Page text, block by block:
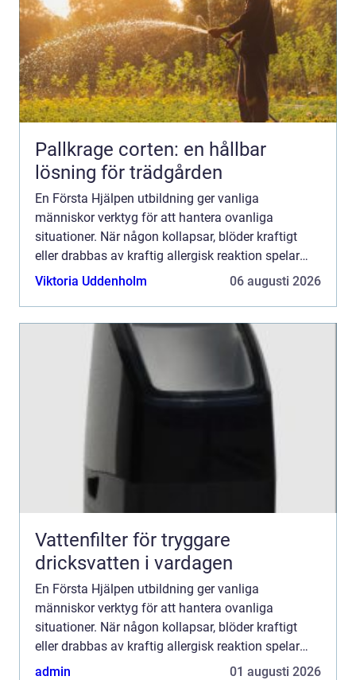
Pallkrage corten: en hållbar
lösning för trädgården
En Första Hjälpen utbildning ger vanliga
människor verktyg för att hantera ovanliga
situationer. När någon kollapsar, blöder kraftigt
eller drabbas av kraftig allergisk reaktion spelar
minuterna stor roll. Den som vet hur man agerar
Viktoria Uddenholm 06 augusti 2026
Vattenfilter för tryggare
dricksvatten i vardagen
En Första Hjälpen utbildning ger vanliga
människor verktyg för att hantera ovanliga
situationer. När någon kollapsar, blöder kraftigt
eller drabbas av kraftig allergisk reaktion spelar
minuterna stor roll. Den som vet hur man agerar
admin 01 augusti 2026